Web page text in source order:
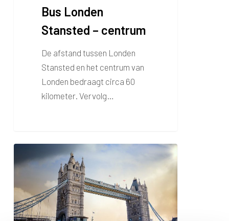
Bus Londen
Stansted – centrum
De afstand tussen Londen
Stansted en het centrum van
Londen bedraagt circa 60
kilometer. Vervolg…
Bridge